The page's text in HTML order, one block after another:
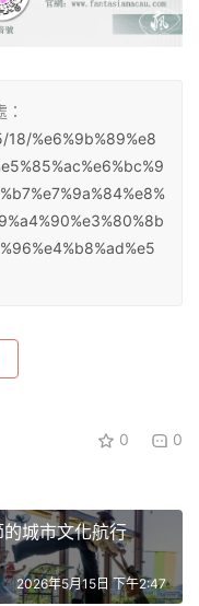
%e6%9b%89%e8
0 0
城市文化航行
2026年5月15日 下午2:47